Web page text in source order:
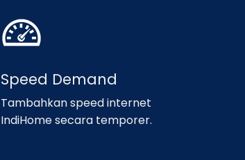
Speed Demand
Tambahkan speed internet
IndiHome secara temporer.